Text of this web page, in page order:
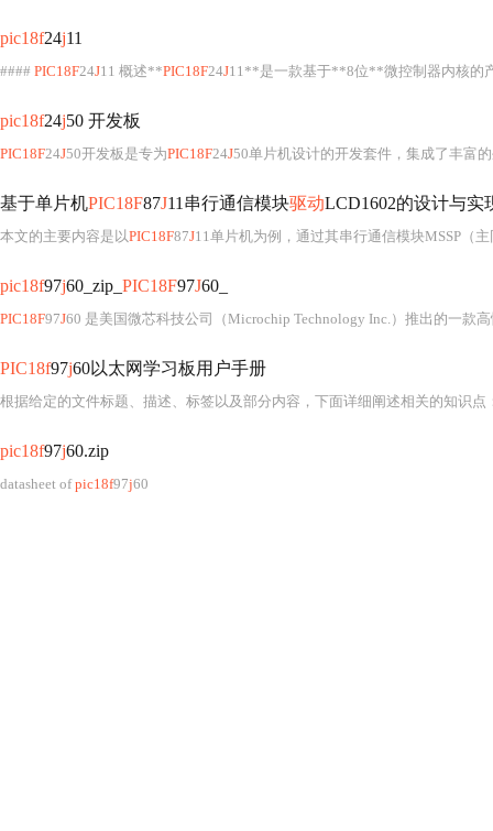
pic18f24j11
#### PIC18F24J11 概述**PIC18F24J11**是一款基于**8位**微控制器内核的
pic18f24j50 开发板
PIC18F24J50开发板是专为PIC18F24J50单片机设计的开发套件，集成了丰富的外设和接口。它具备28KB闪存、1KB EEPROM、
基于单片机PIC18F87J11串行通信模块驱动LCD1602的设计与实
本文的主要内容是以PIC18F87J11单片机为例，通过其串行通信模块MSSP（
pic18f97j60_zip_ PIC18F97J60_
PIC18F97J60 是美国微芯科技公司（Microchip Technology Inc.）推出的一款高性能
PIC18f97j60以太网学习板用户手册
根据给定的文件标题、描述、标签以及部分内容，下面详细阐述相关的知识点
pic18f97j60.zip
datasheet ofpic18f97j60